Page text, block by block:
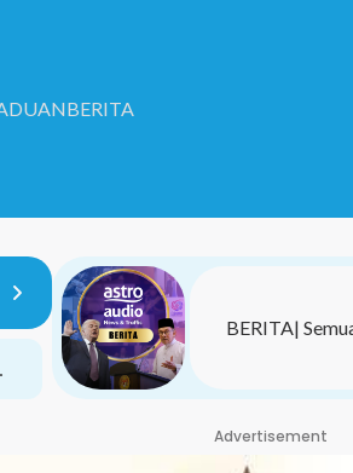
BERITA
BERITA| Siasatan Dalaman
Gangguan Seksual Di Pulau
BERITA|
Advertisement